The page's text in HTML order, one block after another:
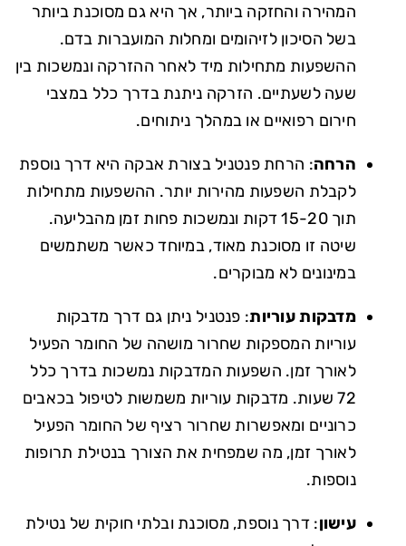
המהירה והחזקה ביותר, אך היא גם מסוכנת ביותר
בשל הסיכון לזיהומים ומחלות המועברות בדם.
ההשפעות מתחילות מיד לאחר ההזרקה ונמשכות בין
שעה לשעתיים. הזרקה ניתנת בדרך כלל במצבי
חירום רפואיים או במהלך ניתוחים.
הרחה: הרחת פנטניל בצורת אבקה היא דרך נוספת
לקבלת השפעות מהירות יותר. ההשפעות מתחילות
תוך 15-20 דקות ונמשכות פחות זמן מהבליעה.
שיטה זו מסוכנת מאוד, במיוחד כאשר משתמשים
במינונים לא מבוקרים.
מדבקות עוריות: פנטניל ניתן גם דרך מדבקות
עוריות המספקות שחרור מושהה של החומר הפעיל
לאורך זמן. השפעות המדבקות נמשכות בדרך כלל
72 שעות. מדבקות עוריות משמשות לטיפול בכאבים
כרוניים ומאפשרות שחרור רציף של החומר הפעיל
לאורך זמן, מה שמפחית את הצורך בנטילת תרופות
נוספות.
עישון: דרך נוספת, מסוכנת ובלתי חוקית של נטילת